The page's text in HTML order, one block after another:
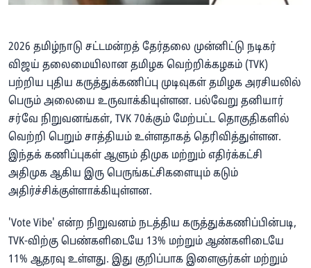
2026 தமிழ்நாடு சட்டமன்றத் தேர்தலை முன்னிட்டு நடிகர்
விஜய் தலைமையிலான தமிழக வெற்றிக்கழகம் (TVK)
பற்றிய புதிய கருத்துக்கணிப்பு முடிவுகள் தமிழக அரசியலில்
பெரும் அலையை உருவாக்கியுள்ளன. பல்வேறு தனியார்
சர்வே நிறுவனங்கள், TVK 70க்கும் மேற்பட்ட தொகுதிகளில்
வெற்றி பெறும் சாத்தியம் உள்ளதாகத் தெரிவித்துள்ளன.
இந்தக் கணிப்புகள் ஆளும் திமுக மற்றும் எதிர்க்கட்சி
அதிமுக ஆகிய இரு பெருங்கட்சிகளையும் கடும்
அதிர்ச்சிக்குள்ளாக்கியுள்ளன.
'Vote Vibe' என்ற நிறுவனம் நடத்திய கருத்துக்கணிப்பின்படி,
TVK-விற்கு பெண்களிடையே 13% மற்றும் ஆண்களிடையே
11% ஆதரவு உள்ளது. இது குறிப்பாக இளைஞர்கள் மற்றும்